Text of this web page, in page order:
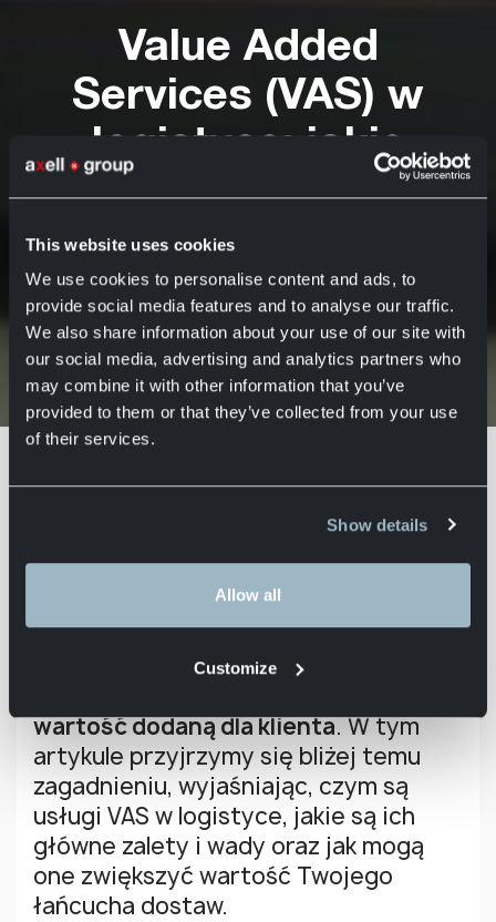
This website uses cookies
We use cookies to personalise content and ads, to
provide social media features and to analyse our traffic.
We also share information about your use of our site with
our social media, advertising and analytics partners who
may combine it with other information that you’ve
provided to them or that they’ve collected from your use
of their services.
Show details
Allow all
Customize
Value Added
Services (VAS) w
logistyce: jakie
przynoszą korzyści?
Axell Group Axell Logistics
3 października 2023
HomeAktualnościValue Added Services (VAS) w
logistyce: jakie przynoszą korzyści?
coraz częściej można natknąć się na
pojęcie Value Added Services.
szuka nowych rozwiązań i sposobów
na wyróżnienie się na rynku. Jednym z
takich sposobów jest oferowanie
wartość dodaną dla klienta. W tym
artykule przyjrzymy się bliżej temu
zagadnieniu, wyjaśniając, czym są
usługi VAS w logistyce, jakie są ich
główne zalety i wady oraz jak mogą
one zwiększyć wartość Twojego
łańcucha dostaw.